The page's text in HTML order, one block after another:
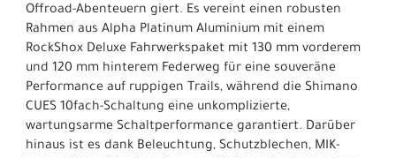
Offroad-Abenteuern giert. Es vereint einen robusten
Rahmen aus Alpha Platinum Aluminium mit einem
RockShox Deluxe Fahrwerkspaket mit 130 mm vorderem
und 120 mm hinterem Federweg für eine souveräne
Performance auf ruppigen Trails, während die Shimano
CUES 10fach-Schaltung eine unkomplizierte,
wartungsarme Schaltperformance garantiert. Darüber
hinaus ist es dank Beleuchtung, Schutzblechen, MIK-